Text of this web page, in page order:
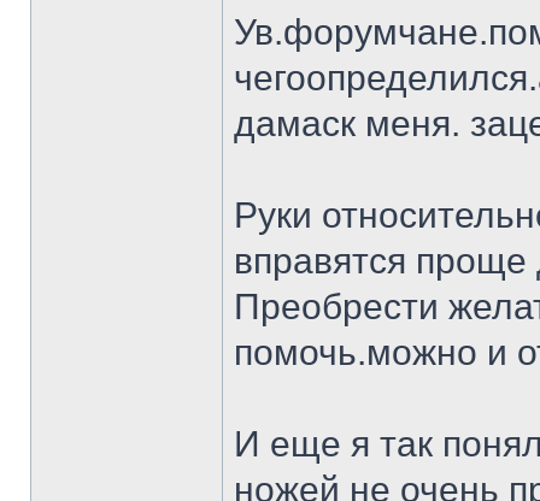
дамаск меня.
Руки
вправятся
Преобрести
помочь.можно и
И еще я так
ножей не очень